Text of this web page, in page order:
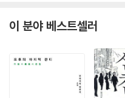
이 분야 베스트셀러